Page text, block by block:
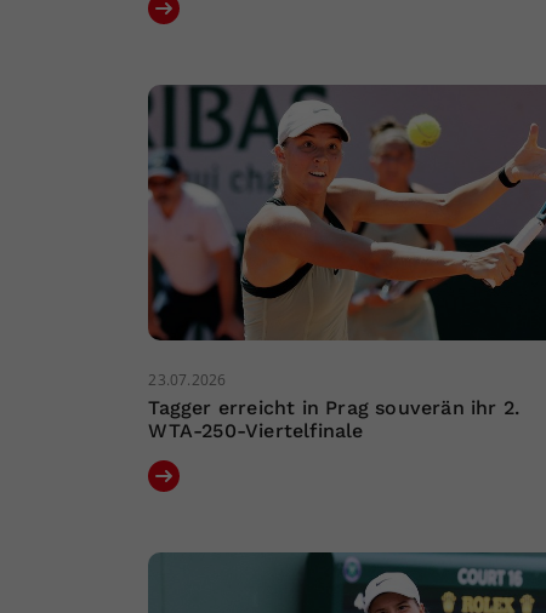
23.07.2026
Tagger erreicht in Prag souverän ihr 2.
WTA-250-Viertelfinale